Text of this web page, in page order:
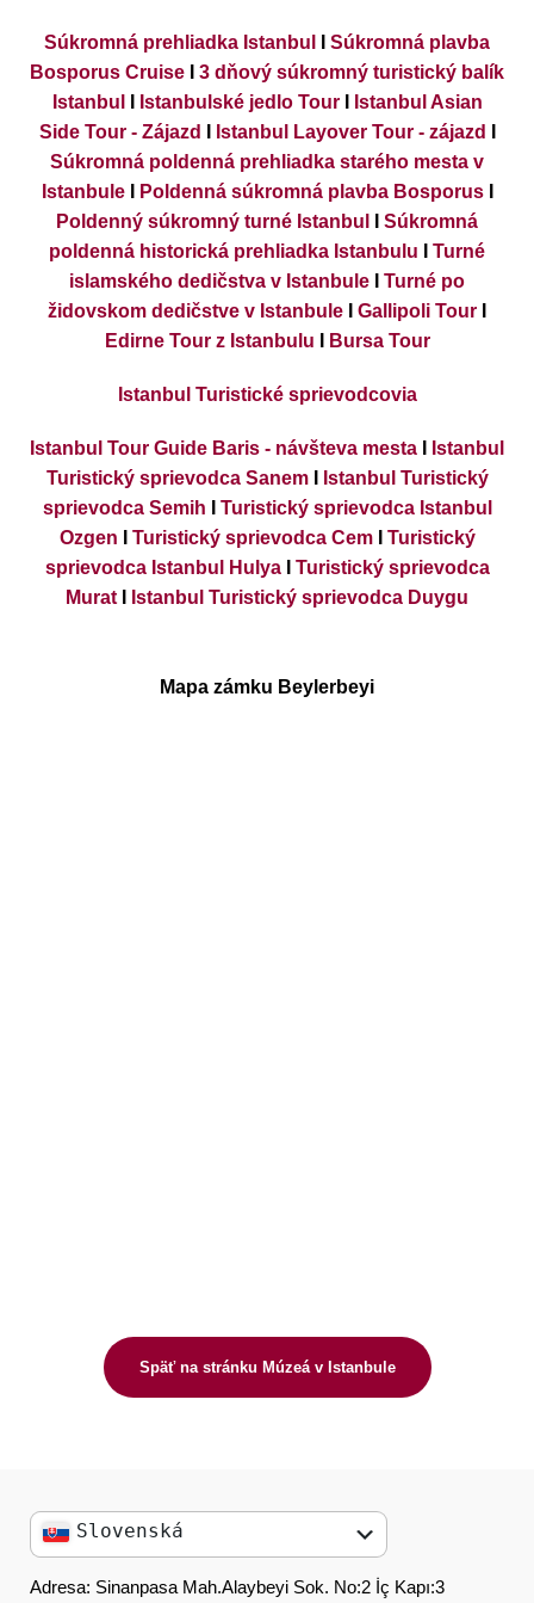
Súkromná prehliadka Istanbul
Súkromná plavba
Bosporus Cruise
3 dňový súkromný turistický balík
Istanbul
Istanbulské jedlo TourI
Istanbul Asian
Side Tour - Zájazd
Istanbul Layover Tour - zájazd
Súkromná poldenná prehliadka starého mesta v
IstanbuleI Poldenná súkromná plavba BosporusI
Poldenný súkromný turné Istanbul
Súkromná
poldenná historická prehliadka Istanbulu
Turné
islamského dedičstva v Istanbule
Turné po
židovskom dedičstve v Istanbule
Gallipoli Tour
Edirne Tour z Istanbulu
Bursa Tour
Istanbul Turistické sprievodcovia
Istanbul Tour Guide Baris - návšteva mesta
Istanbul
Turistický sprievodca SanemI
Istanbul Turistický
sprievodca Semih
Turistický sprievodca Istanbul
Ozgen
Turistický sprievodca CemI Turistický
sprievodca Istanbul HulyaI Turistický sprievodca
Murat
Istanbul Turistický sprievodca Duygu
Mapa zámku Beylerbeyi
Späť na stránku Múzeá v Istanbule
Slovenská
English
Adresa: Sinanpasa Mah.Alaybeyi Sok. No:2 İç Kapı:3